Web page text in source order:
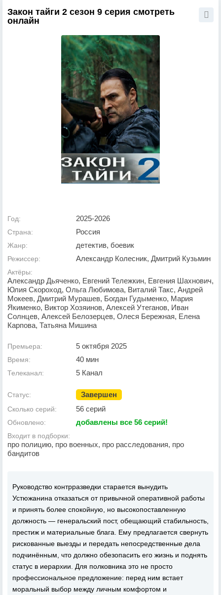
Закон тайги 2 сезон 9 серия смотреть
онлайн
Год: 2025-2026
Страна: Россия
Жанр: детектив, боевик
Режиссер: Александр Колесник, Дмитрий Кузьмин
Актёры:
Александр Дьяченко, Евгений Тележкин, Евгения Шахнович,
Юлия Скороход, Ольга Любимова, Виталий Такс, Андрей
Мокеев, Дмитрий Мурашев, Богдан Гудыменко, Мария
Якименко, Виктор Хозяинов, Алексей Утеганов, Иван
Солнцев, Алексей Белозерцев, Олеся Бережная, Елена
Карпова, Татьяна Мишина
Премьера: 5 октября 2025
Время: 40 мин
Телеканал: 5 Канал
Статус: Завершен
Сколько серий: 56 серий
Обновлено: добавлены все 56 серий!
Входит в подборки:
про полицию, про военных, про расследования, про
бандитов
Руководство контрразведки старается вынудить
Устюжанина отказаться от привычной оперативной работы
и принять более спокойную, но высокопоставленную
должность — генеральский пост, обещающий стабильность,
престиж и материальные блага. Ему предлагается свернуть
рискованные выезды и передать непосредственные дела
подчинённым, что должно обезопасить его жизнь и поднять
статус в иерархии. Для полковника это не просто
профессиональное предложение: перед ним встает
моральный выбор между личным комфортом и